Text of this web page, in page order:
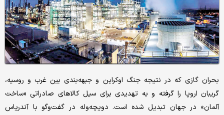
بحران گازی که در نتیجه جنگ اوکراین و جبهه‌بندی بین غرب و روسیه،
گریبان اروپا را گرفته و به تهدیدی برای سیل کالاهای صادراتی «ساخت
آلمان» در جهان تبدیل شده است. دویچه‌وله در گفت‌وگو با آندریاس